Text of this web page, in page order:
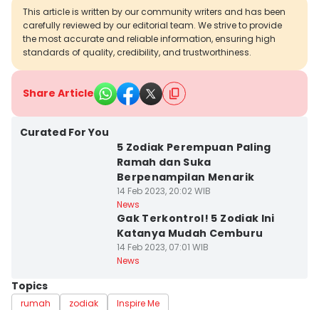
This article is written by our community writers and has been
carefully reviewed by our editorial team. We strive to provide
the most accurate and reliable information, ensuring high
standards of quality, credibility, and trustworthiness.
Share Article
Curated For You
5 Zodiak Perempuan Paling
Ramah dan Suka
Berpenampilan Menarik
14 Feb 2023, 20:02 WIB
News
Gak Terkontrol! 5 Zodiak Ini
Katanya Mudah Cemburu
14 Feb 2023, 07:01 WIB
News
Topics
rumah zodiak Inspire Me